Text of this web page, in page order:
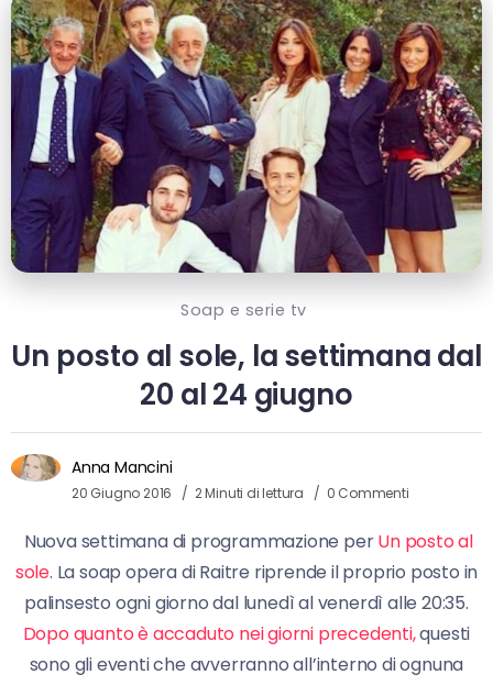
Soap e serie tv
Un posto al sole, la settimana dal
20 al 24 giugno
Anna Mancini
20 Giugno 2016 2 Minuti di lettura 0 Commenti
Nuova settimana di programmazione perUn posto al
sole. La soap opera di Raitre riprende il proprio posto in
palinsesto ogni giorno dal lunedì al venerdì alle 20:35.
Dopo quanto è accaduto nei giorni precedenti,questi
sono gli eventi che avverranno all’interno di ognuna